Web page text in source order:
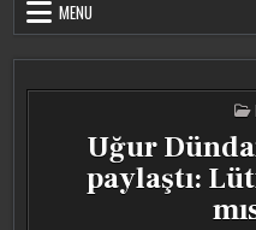
MENU
Uğur
paylaştı: